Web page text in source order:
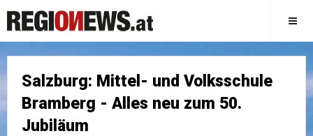
Salzburg: Mittel- und Volksschule
Bramberg - Alles neu zum 50.
Jubiläum